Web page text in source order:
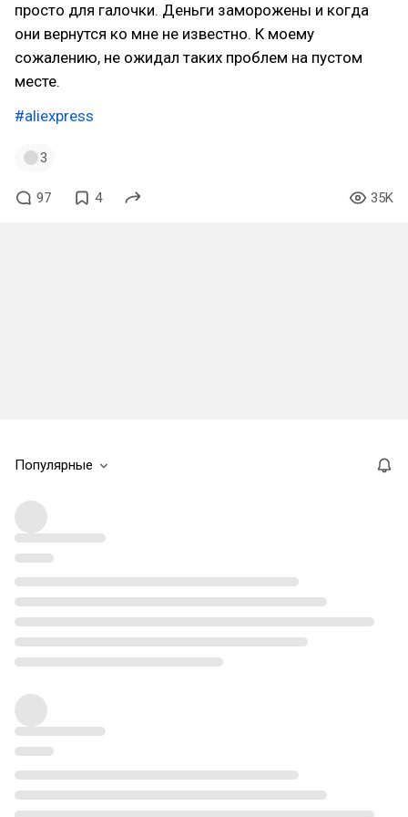
просто для галочки. Деньги заморожены и когда
они вернутся ко мне не известно. К моему
сожалению, не ожидал таких проблем на пустом
месте.
#aliexpress
3
97 4 35K
Популярные